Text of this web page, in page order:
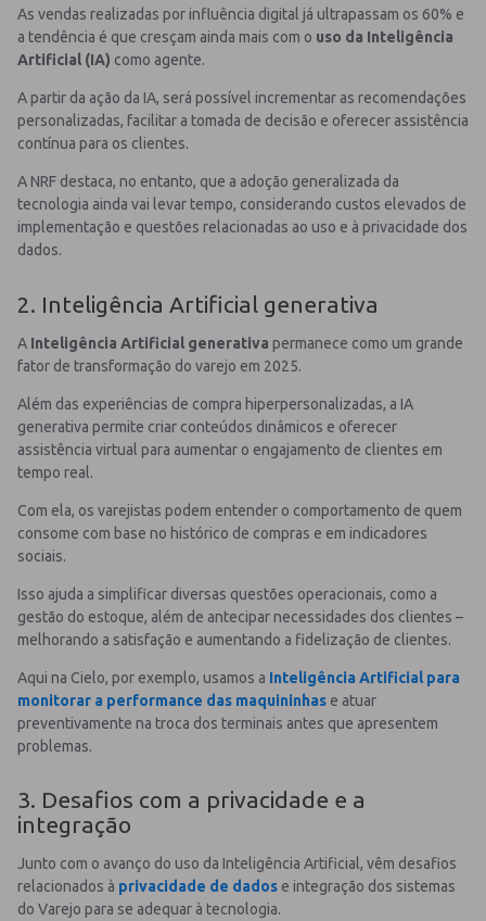
As vendas realizadas por influência digital já ultrapassam os 60% e
a tendência é que cresçam ainda mais com o uso da Inteligência
Artificial (IA) como agente.
A partir da ação da IA, será possível incrementar as recomendações
personalizadas, facilitar a tomada de decisão e oferecer assistência
contínua para os clientes.
A NRF destaca, no entanto, que a adoção generalizada da
tecnologia ainda vai levar tempo, considerando custos elevados de
implementação e questões relacionadas ao uso e à privacidade dos
dados.
2. Inteligência Artificial generativa
A Inteligência Artificial generativa permanece como um grande
fator de transformação do varejo em 2025.
Além das experiências de compra hiperpersonalizadas, a IA
generativa permite criar conteúdos dinâmicos e oferecer
assistência virtual para aumentar o engajamento de clientes em
tempo real.
Com ela, os varejistas podem entender o comportamento de quem
consome com base no histórico de compras e em indicadores
sociais.
Isso ajuda a simplificar diversas questões operacionais, como a
gestão do estoque, além de antecipar necessidades dos clientes –
melhorando a satisfação e aumentando a fidelização de clientes.
Aqui na Cielo, por exemplo, usamos a Inteligência Artificial para
monitorar a performance das maquininhas e atuar
preventivamente na troca dos terminais antes que apresentem
problemas.
3. Desafios com a privacidade e a
integração
Junto com o avanço do uso da Inteligência Artificial, vêm desafios
relacionados à privacidade de dados e integração dos sistemas
do Varejo para se adequar à tecnologia.